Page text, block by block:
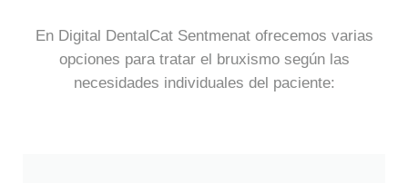
En Digital DentalCat Sentmenat ofrecemos varias
opciones para tratar el bruxismo según las
necesidades individuales del paciente: